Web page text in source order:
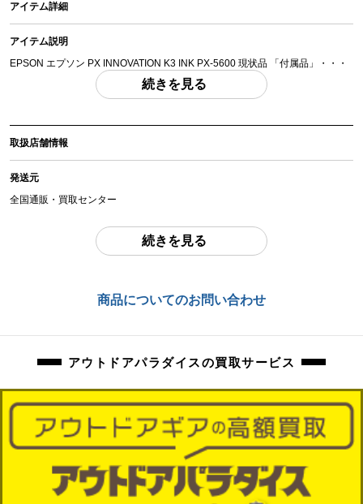
アイテム詳細
アイテム説明
EPSON エプソン PX INNOVATION K3 INK PX-5600 現状品 「付属品」・・・
写真のものがすべてになります。
(撮影、運搬備品は除く)
アイテム状態
中古：E（要メンテナンス、オーバーホール推奨、現状お渡し品）
状品となります。外観上擦れ、傷、お汚れ等ございます。
orb-2505072804-od-081513264
続きを見る
取扱店舗情報
発送元
全国通販・買取センター
東京都江戸川区中葛西6-10-15 2F
続きを見る
商品についてのお問い合わせ
アウトドアパラダイスの買取サービス